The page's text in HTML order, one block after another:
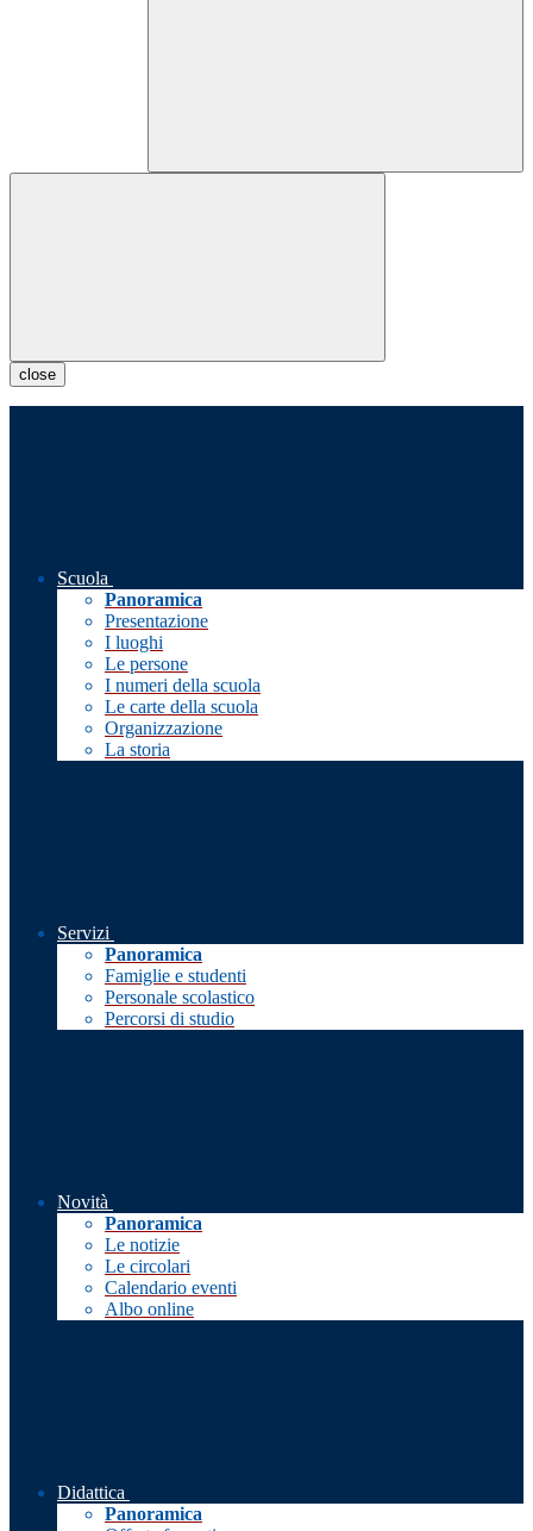
close
Scuola
Panoramica
Presentazione
I luoghi
Le persone
I numeri della scuola
Le carte della scuola
Organizzazione
La storia
Servizi
Panoramica
Famiglie e studenti
Personale scolastico
Percorsi di studio
Novità
Panoramica
Le notizie
Le circolari
Calendario eventi
Albo online
Didattica
Panoramica